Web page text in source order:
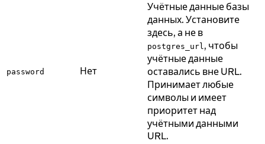
password Нет
Учётные данные базы
данных. Установите
здесь, а не в
postgres_url, чтобы
учётные данные
оставались вне URL.
Принимает любые
символы и имеет
приоритет над
учётными данными
URL.